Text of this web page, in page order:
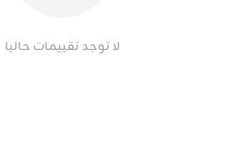
لا توجد تقييمات حاليا